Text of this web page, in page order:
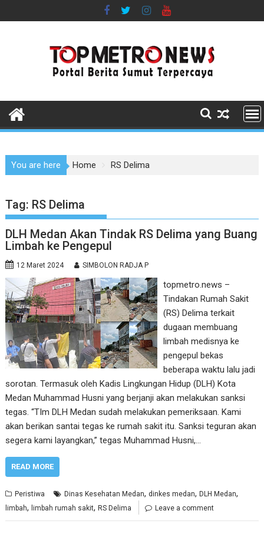
to
You are here Home RS Delima
Tag: RS Delima
DLH Medan Akan Tindak RS Delima yang Buang
Limbah ke Pengepul
12 Maret 2024 SIMBOLON RADJA P
topmetro.news –
Tindakan Rumah Sakit
(RS) Delima terkait
dugaan membuang
limbah medisnya ke
pengepul bekas
beberapa waktu lalu jadi
sorotan. Termasuk oleh Kadis Lingkungan Hidup (DLH) Kota
Medan Muhammad Husni yang berjanji akan melakukan sanksi
tegas. “TIm DLH Medan sudah melakukan pemeriksaan. Kami
akan berikan santai tegas ke rumah sakit itu. Sanksi teguran akan
segera kami layangkan,” tegas Muhammad Husni,…
READ MORE
Peristiwa Dinas Kesehatan Medan, dinkes medan,DLH Medan,
limbah,limbah rumah sakit,RS Delima Leave a comment